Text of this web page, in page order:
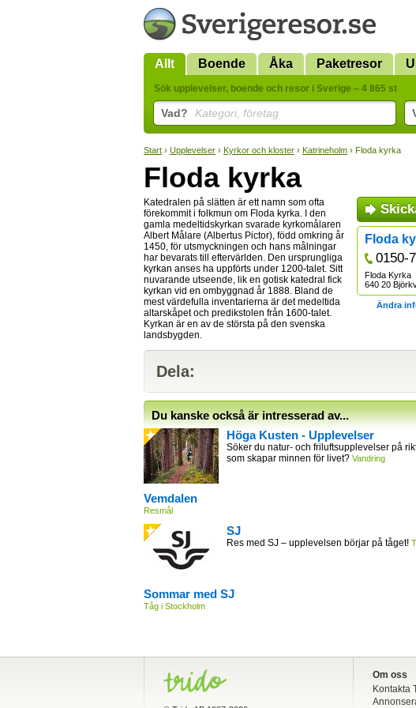
Allt Boende Åka Paketresor
Sök upplevelser, boende och resor i Sverige – 4 865 st
Vad? Kategori, företag
Start › Upplevelser › Kyrkor och kloster › Katrineholm › Floda kyrka
Floda kyrka
Floda
0150-
Floda Kyrka
640 20
Ändra
Katedralen på slätten är ett namn som ofta
förekommit i folkmun om Floda kyrka. I den
gamla medeltidskyrkan svarade kyrkomålaren
Albert Målare (Albertus Pictor), född omkring år
1450, för utsmyckningen och hans målningar
har bevarats till eftervärlden. Den ursprungliga
kyrkan anses ha uppförts under 1200-talet. Sitt
nuvarande utseende, lik en gotisk katedral fick
kyrkan vid en ombyggnad år 1888. Bland de
mest värdefulla inventarierna är det medeltida
altarskåpet och predikstolen från 1600-talet.
Kyrkan är en av de största på den svenska
landsbygden.
Dela:
Du kanske också är intresserad av...
Höga Kusten - Upplevelser
Söker du natur- och friluftsupplevelser på
som skapar minnen för livet? Vandring
Vemdalen
Resmål
SJ
Res med SJ – upplevelsen börjar på tåget!
Sommar med SJ
Tåg i Stockholm
Om oss
Kontakta